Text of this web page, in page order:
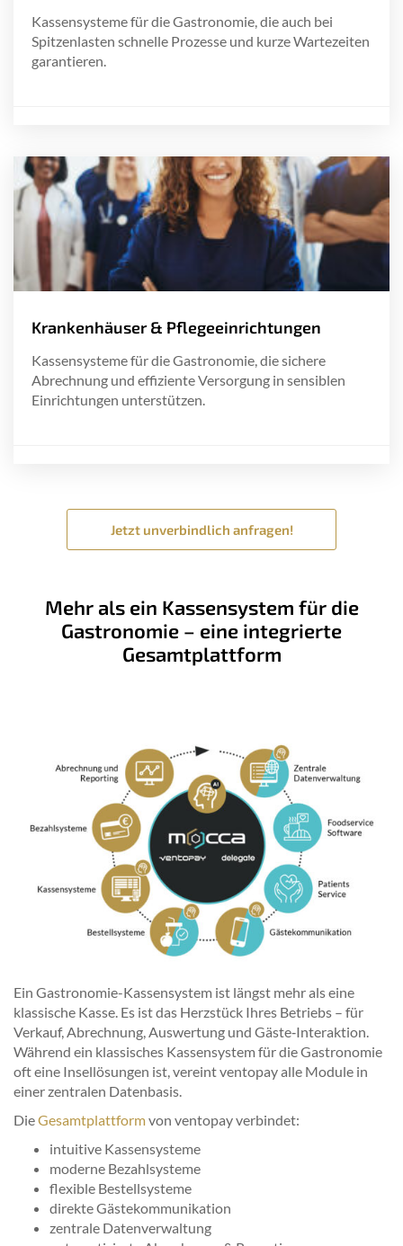
Kassensysteme für die Gastronomie, die auch bei
Spitzenlasten schnelle Prozesse und kurze Wartezeiten
garantieren.
Krankenhäuser & Pflegeeinrichtungen
Kassensysteme für die Gastronomie, die sichere
Abrechnung und effiziente Versorgung in sensiblen
Einrichtungen unterstützen.
Jetzt unverbindlich anfragen!
Mehr als ein Kassensystem für die
Gastronomie – eine integrierte
Gesamtplattform
Ein Gastronomie-Kassensystem ist längst mehr als eine
klassische Kasse. Es ist das Herzstück Ihres Betriebs – für
Verkauf, Abrechnung, Auswertung und Gäste‑Interaktion.
Während ein klassisches Kassensystem für die Gastronomie
oft eine Insellösungen ist, vereint ventopay alle Module in
einer zentralen Datenbasis.
DieGesamtplattformvon ventopay verbindet:
intuitive Kassensysteme
moderne Bezahlsysteme
flexible Bestellsysteme
direkte Gästekommunikation
zentrale Datenverwaltung